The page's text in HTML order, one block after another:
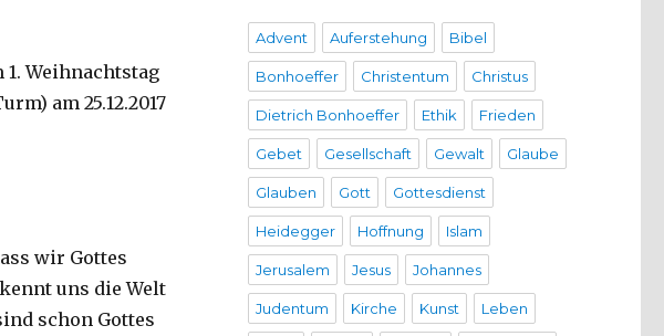
Weihnachtstag
am 25.12.2017
wir Gottes
uns die Welt
schon Gottes
Advent Auferstehung Bibel
Bonhoeffer Christentum Christus
Dietrich Bonhoeffer Ethik Frieden
Gebet Gesellschaft Gewalt Glaube
Glauben Gott Gottesdienst
Heidegger Hoffnung Islam
Jerusalem Jesus Johannes
Judentum Kirche Kunst Leben